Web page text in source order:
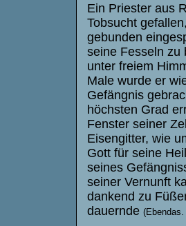
Ein Priester aus
Tobsucht
gebunden
seine Fesseln zu
unter freiem
Male wurde er
Gefängnis
höchsten Grad
Fenster seiner
Eisengitter, wie
Gott für seine
seines
seiner Vernunft
dankend zu
dauernde